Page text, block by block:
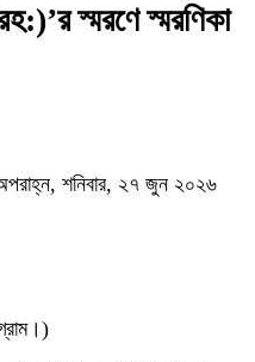
স্মরণে স্মরণিকা
শনিবার, ২৭ জুন ২০২৬